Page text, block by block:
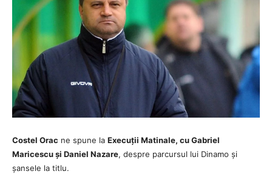
Costel Orac ne spune la Execuții Matinale, cu Gabriel
Maricescu și Daniel Nazare, despre parcursul lui Dinamo și
șansele la titlu.